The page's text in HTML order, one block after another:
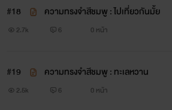
#18 ความทรงจำสีชมพู : ไปเที่ยวกันมั้ย
2.7k 6 0 หน้า
#19 ความทรงจำสีชมพู : ทะเลหวาน
2.5k 6 0 หน้า